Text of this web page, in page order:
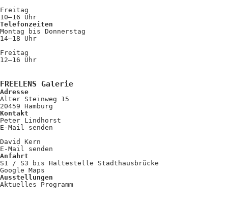
Freitag
10–16 Uhr
Telefonzeiten
Montag bis Donnerstag
14–18 Uhr
Freitag
12–16 Uhr
FREELENS Galerie
Adresse
Alter Steinweg 15
20459 Hamburg
Kontakt
Peter Lindhorst
E-Mail senden
David Kern
E-Mail senden
Anfahrt
S1 / S3 bis Haltestelle Stadthausbrücke
Google Maps
Ausstellungen
Aktuelles Programm